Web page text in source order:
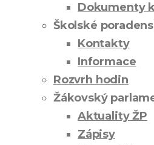
Dokumenty
Školské
Kontakty
Informace
Rozvrh hodin
Žákovský
Aktuality ŽP
Zápisy